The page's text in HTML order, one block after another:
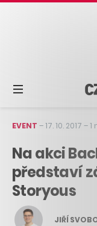
EVENT –17. 10. 2017 –1
Na akci
představí
Storyous
JIŘÍ